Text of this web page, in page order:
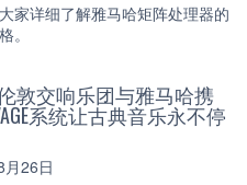
家详细了解雅马哈矩阵处理器的
。
敦交响乐团与雅马哈携
系统让古典音乐永不停
26日